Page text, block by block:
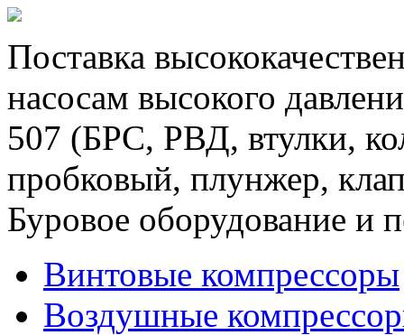
Поставка
насосам высокого
507 (БРС, РВД, втулки,
пробковый, плунжер,
Буровое оборудование и
Винтовые компрессоры
Воздушные